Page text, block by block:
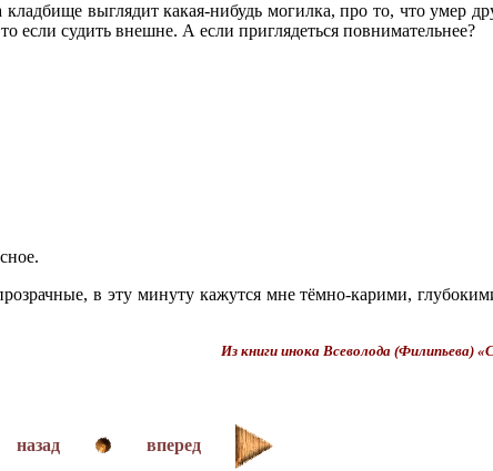
выглядит какая-нибудь могилка, про то, что умер
если судить внешне. А если приглядеться повнимательнее?
в эту минуту кажутся мне тёмно-карими,
Из книги инока Всеволода (Филипьева)
назад вперед